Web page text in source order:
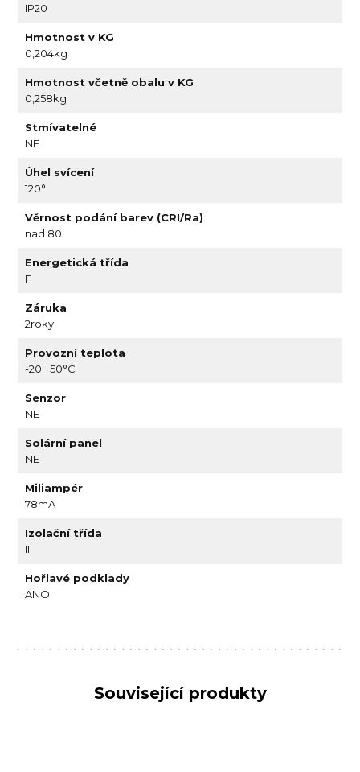
IP20
Hmotnost v KG
0,204kg
Hmotnost včetně obalu v KG
0,258kg
Stmívatelné
NE
Úhel svícení
120°
Věrnost podání barev (CRI/Ra)
nad 80
Energetická třída
F
Záruka
2roky
Provozní teplota
-20 +50°C
Senzor
NE
Solární panel
NE
Miliampér
78mA
Izolační třída
II
Hořlavé podklady
ANO
Související produkty